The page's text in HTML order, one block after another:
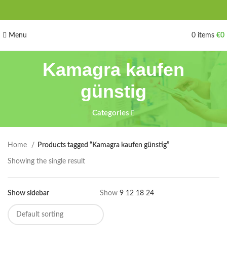
Menu 0 items €0
Kamagra kaufen
günstig
Categories
Home Products tagged “Kamagra kaufen günstig”
Showing the single result
Show sidebar Show 9 12 18 24